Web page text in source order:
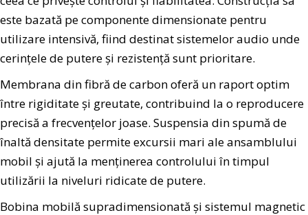
este bazată pe componente dimensionate pentru
utilizare intensivă, fiind destinat sistemelor audio unde
cerințele de putere și rezistență sunt prioritare.
Membrana din fibră de carbon oferă un raport optim
între rigiditate și greutate, contribuind la o reproducere
precisă a frecvențelor joase. Suspensia din spumă de
înaltă densitate permite excursii mari ale ansamblului
mobil și ajută la menținerea controlului în timpul
utilizării la niveluri ridicate de putere.
Bobina mobilă supradimensionată și sistemul magnetic